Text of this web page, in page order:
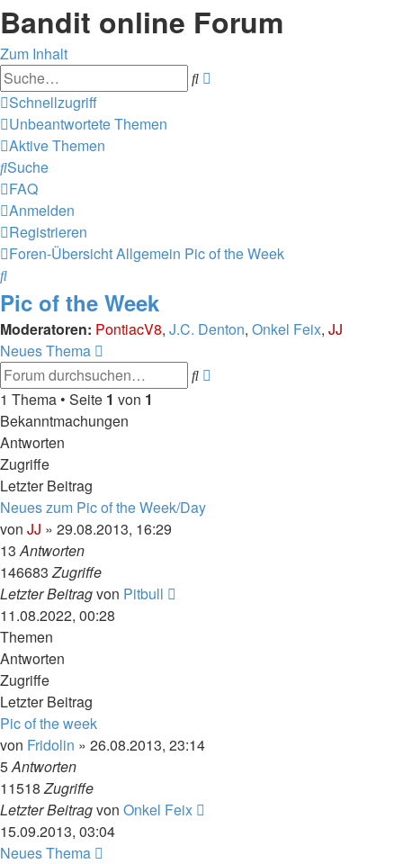
Bandit online Forum
Zum Inhalt
Suche
Schnellzugriff
Unbeantwortete Themen
Aktive Themen
Suche
FAQ
Anmelden
Registrieren
Foren-ÜbersichtAllgemein Pic of the Week
Suche
Pic of the Week
Moderatoren: PontiacV8, J.C. Denton, Onkel Feix, JJ
Neues Thema
Suche
1 Thema • Seite 1 von 1
Bekanntmachungen
Antworten
Zugriffe
Letzter Beitrag
Neues zum Pic of the Week/Day
von JJ » 29.08.2013, 16:29
13Antworten
146683Zugriffe
Letzter Beitragvon Pitbull
11.08.2022, 00:28
Themen
Antworten
Zugriffe
Letzter Beitrag
Pic of the week
von Fridolin » 26.08.2013, 23:14
5Antworten
11518Zugriffe
Letzter Beitragvon Onkel Feix
15.09.2013, 03:04
Neues Thema